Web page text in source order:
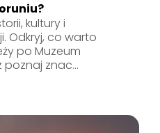
kultury i
Odkryj, co warto
po Muzeum
poznaj znac...